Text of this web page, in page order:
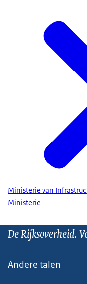
Ministerie van
Ministerie
De Rijksoverheid.
Andere talen